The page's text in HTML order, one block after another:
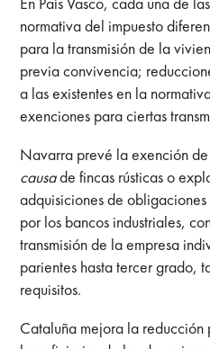
normativa del impuesto
para la transmisión de la
previa convivencia;
a las existentes en la
exenciones para ciertas
Navarra prevé la exención
causade fincas rústicas o
adquisiciones de
por los bancos industriales,
transmisión de la empresa
parientes hasta tercer grado,
requisitos.
Cataluña mejora la reducción